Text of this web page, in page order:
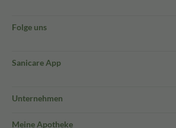
Folge uns
Sanicare App
Unternehmen
Meine Apotheke